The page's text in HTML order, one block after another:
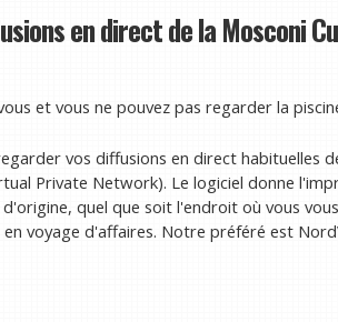
en direct de la Mosconi
et vous ne pouvez pas regarder la
vos diffusions en direct habituelles
Private Network). Le logiciel donne
quel que soit l'endroit où vous
en voyage d'affaires. Notre préféré est